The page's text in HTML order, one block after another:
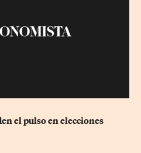
el pulso en elecciones